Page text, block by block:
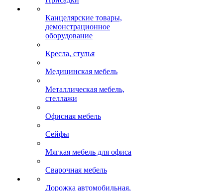
Канцелярские товары,
демонстрационное
оборудование
Кресла, стулья
Медицинская мебель
Металлическая мебель,
стеллажи
Офисная мебель
Сейфы
Мягкая мебель для офиса
Сварочная мебель
Дорожка автомобильная,